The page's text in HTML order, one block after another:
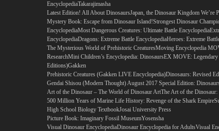
EncyclopediaTakarajimasha
Latest Edition! All About DinosaursJapan, the Dinosaur Kingdom We’re
Mystery Book: Escape from Dinosaur Island!Strongest Dinosaur
EncyclopediaMost Dangerous Creatures: Ultimate Battle Encyclopedia
EncyclopediaDragons: Extreme Battle EncyclopediaHeroes: Extreme
The Mysterious World of Prehistoric CreaturesMoving Encyclopedia
ResearchMini Children’s Encyclopedia: DinosaursEX MOVE: Legendary
Editions)Gakken
Prehistoric Creatures (Gakken LIVE Encyclopedia)Dinosaurs: Revised
Gendai Shisou (Modern Thought) August 2017 Special Edition:
Art of the Dinosaur – The World of Dinosaur ArtThe Art of the Dinosaur:
500 Million Years of Marine Life History: Revenge of the Shark Empire
High School Biology TextbookJosai University Press
Picture Book: Imaginary Fossil MuseumYosensha
Visual Dinosaur EncyclopediaDinosaur Encyclopedia for AdultsVisual